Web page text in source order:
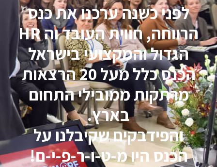
לפני כשנה ערכנו את כנס
הרווחה, חווית העובד וה HR
הגדול והמקצועי בישראל
הכנס כלל מעל 20 הרצאות
מרתקות ממובילי התחום
בארץ.
והפידבקים שקיבלנו על
הכנס היו מ-ט-ו-ר-פ-י-ם!